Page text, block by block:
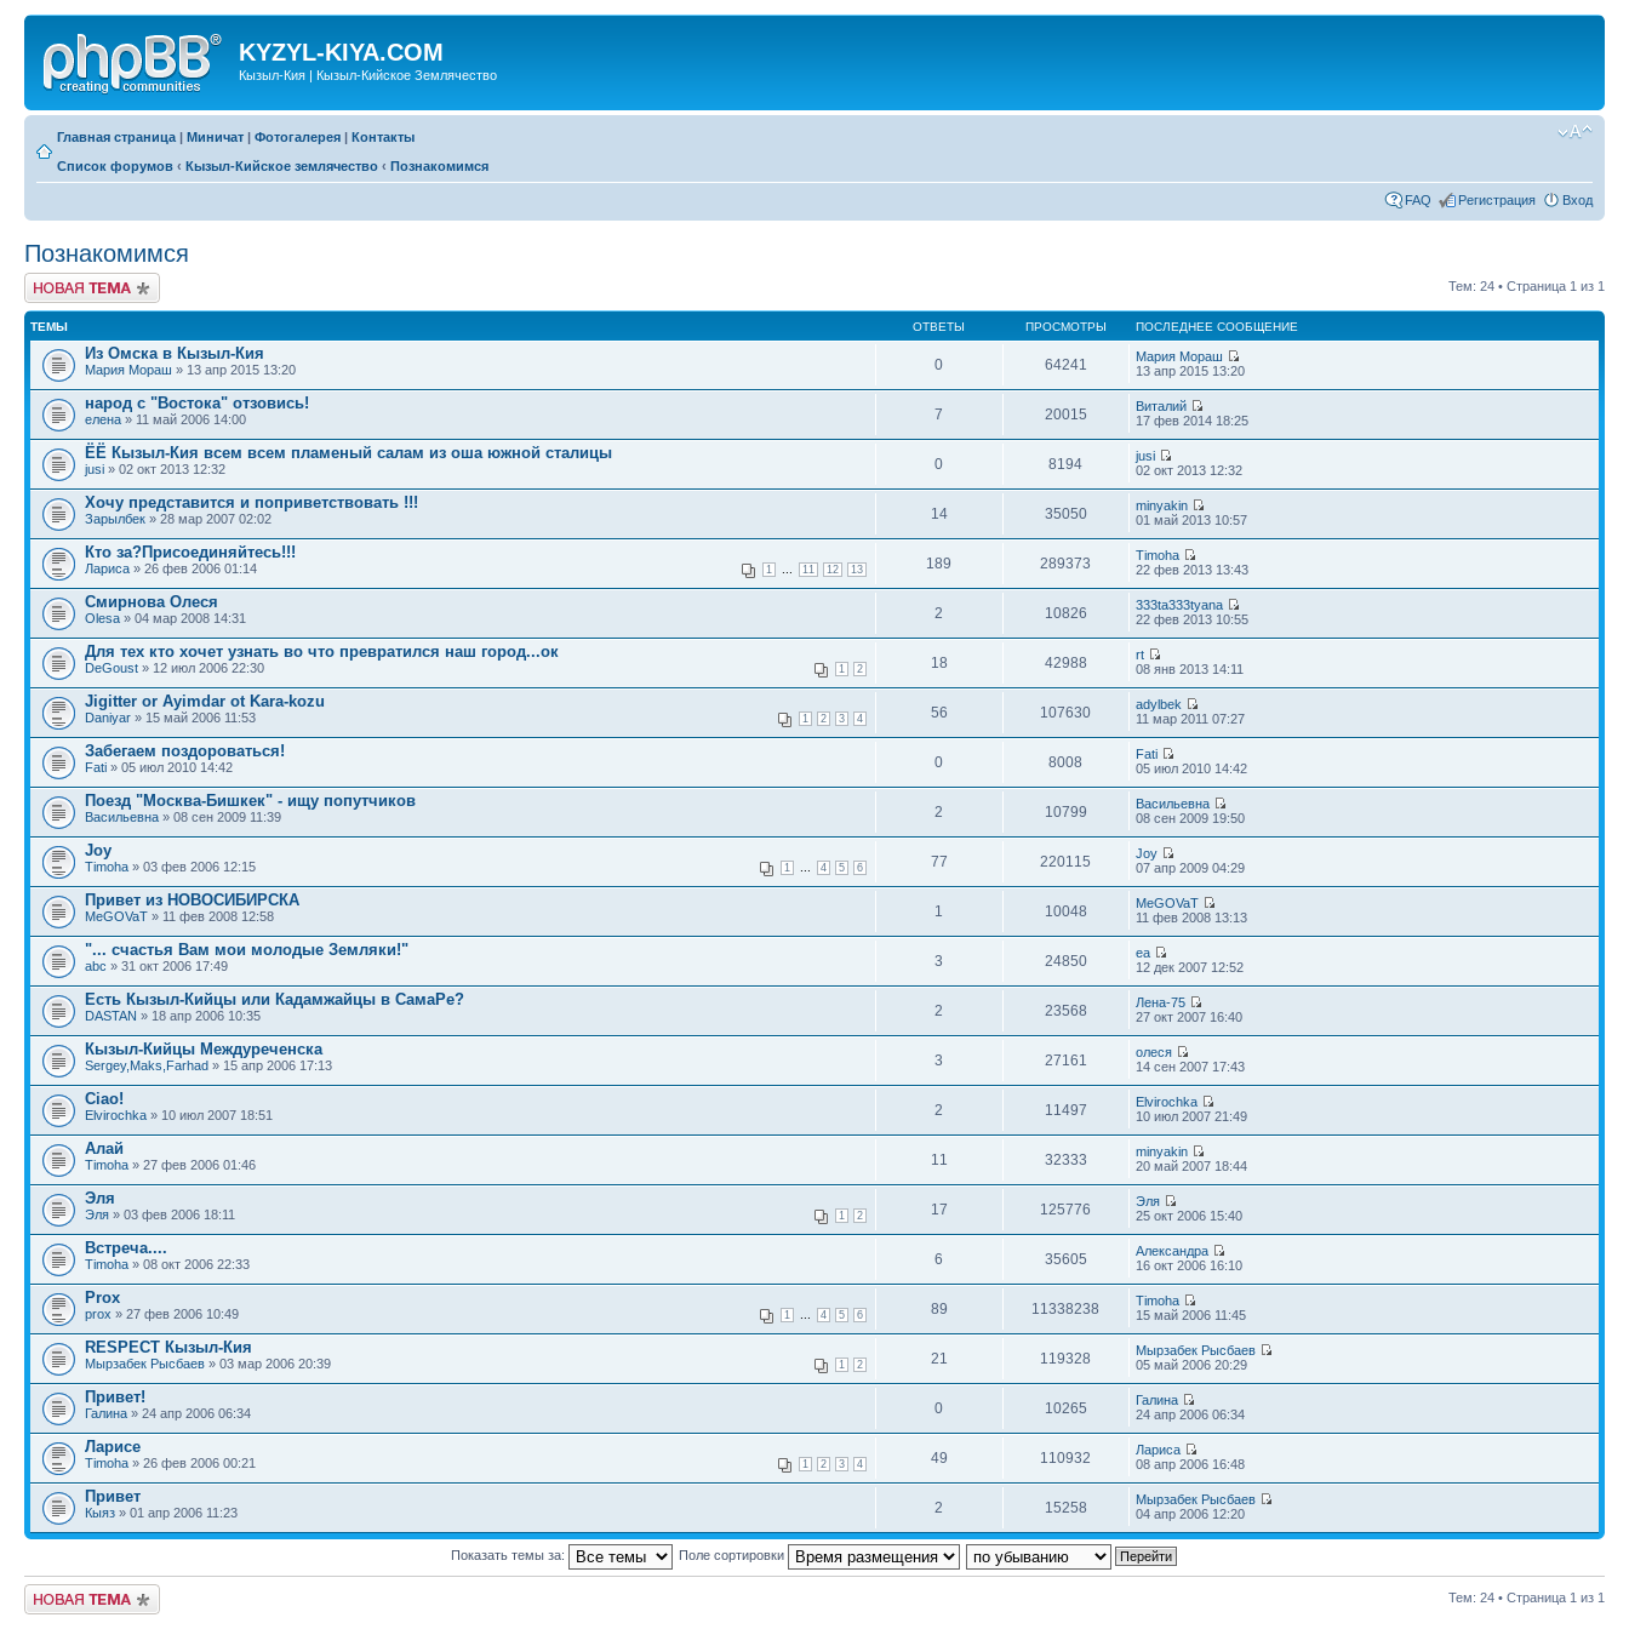
KYZYL-KIYA.COM
Кызыл-Кия | Кызыл-Кийское Землячество
Главная страница | Миничат | Фотогалерея | Контакты
Список форумов ‹ Кызыл-Кийское землячество ‹ Познакомимся
FAQ Регистрация Вход
Познакомимся
Новая тема Тем: 24 • Страница 1 из 1
ТЕМЫ ОТВЕТЫ ПРОСМОТРЫ ПОСЛЕДНЕЕ СООБЩЕНИЕ
Из Омска в Кызыл-Кия
Мария Мораш » 13 апр 2015 13:20 0 64241
Мария Мораш
13 апр 2015 13:20
народ с "Востока" отзовись!
елена » 11 май 2006 14:00 7 20015
Виталий
17 фев 2014 18:25
ЁЁ Кызыл-Кия всем всем пламеный салам из оша южной сталицы
jusi » 02 окт 2013 12:32 0 8194
jusi
02 окт 2013 12:32
Хочу представится и поприветствовать !!!
Зарылбек » 28 мар 2007 02:02 14 35050
minyakin
01 май 2013 10:57
Кто за?Присоединяйтесь!!!
1 11 12 13
Лариса » 26 фев 2006 01:14 189 289373
Timoha
22 фев 2013 13:43
Смирнова Олеся
Olesa » 04 мар 2008 14:31 2 10826
333ta333tyana
22 фев 2013 10:55
Для тех кто хочет узнать во что превратился наш город...ок
1 2
DeGoust » 12 июл 2006 22:30 18 42988
rt
08 янв 2013 14:11
Jigitter or Ayimdar ot Kara-kozu
1 2 3 4
Daniyar » 15 май 2006 11:53 56 107630
adylbek
11 мар 2011 07:27
Забегаем поздороваться!
Fati » 05 июл 2010 14:42 0 8008
Fati
05 июл 2010 14:42
Поезд "Москва-Бишкек" - ищу попутчиков
Васильевна » 08 сен 2009 11:39 2 10799
Васильевна
08 сен 2009 19:50
Joy
1 4 5 6
Timoha » 03 фев 2006 12:15 77 220115
Joy
07 апр 2009 04:29
Привет из НОВОСИБИРСКА
MeGOVaT » 11 фев 2008 12:58 1 10048
MeGOVaT
11 фев 2008 13:13
"... счастья Вам мои молодые Земляки!"
abc » 31 окт 2006 17:49 3 24850
ea
12 дек 2007 12:52
Есть Кызыл-Кийцы или Кадамжайцы в СамаРе?
DASTAN » 18 апр 2006 10:35 2 23568
Лена-75
27 окт 2007 16:40
Кызыл-Кийцы Междуреченска
Sergey,Maks,Farhad » 15 апр 2006 17:13 3 27161
олеся
14 сен 2007 17:43
Ciao!
Elvirochka » 10 июл 2007 18:51 2 11497
Elvirochka
10 июл 2007 21:49
Алай
Timoha » 27 фев 2006 01:46 11 32333
minyakin
20 май 2007 18:44
Эля
1 2
Эля » 03 фев 2006 18:11 17 125776
Эля
25 окт 2006 15:40
Встреча....
Timoha » 08 окт 2006 22:33 6 35605
Александра
16 окт 2006 16:10
Prox
1 4 5 6
prox » 27 фев 2006 10:49 89 11338238
Timoha
15 май 2006 11:45
RESPECT Кызыл-Кия
1 2
Мырзабек Рысбаев » 03 мар 2006 20:39 21 119328
Мырзабек Рысбаев
05 май 2006 20:29
Привет!
Галина » 24 апр 2006 06:34 0 10265
Галина
24 апр 2006 06:34
Ларисе
1 2 3 4
Timoha » 26 фев 2006 00:21 49 110932
Лариса
08 апр 2006 16:48
Привет
Кыяз » 01 апр 2006 11:23 2 15258
Мырзабек Рысбаев
04 апр 2006 12:20
Показать темы за: Поле сортировки
Новая тема Тем: 24 • Страница 1 из 1